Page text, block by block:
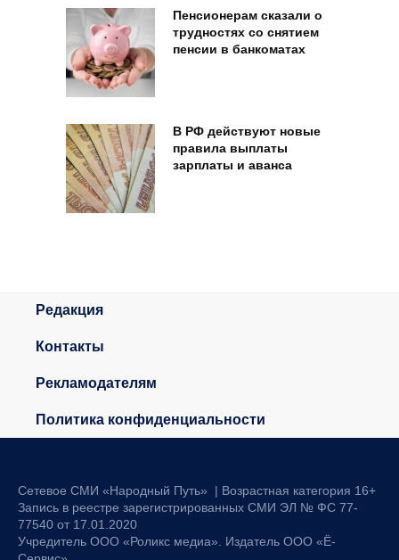
Пенсионерам сказали о
трудностях со снятием
пенсии в банкоматах
В РФ действуют новые
правила выплаты
зарплаты и аванса
Редакция
Контакты
Рекламодателям
Политика конфиденциальности
Сетевое СМИ «Народный Путь» | Возрастная категория 16+
Запись в реестре зарегистрированных СМИ ЭЛ № ФС 77-
77540 от 17.01.2020
Учредитель ООО «Роликс медиа». Издатель ООО «Ё-